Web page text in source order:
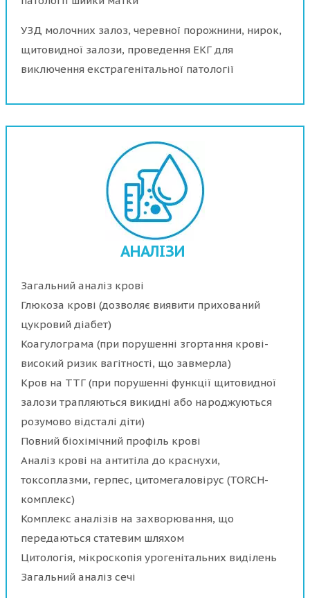
УЗД молочних залоз, черевної порожнини, нирок,
щитовидної залози, проведення ЕКГ для
виключення екстрагенітальної патології
АНАЛІЗИ
Загальний аналіз крові
Глюкоза крові (дозволяє виявити прихований
цукровий діабет)
Коагулограма (при порушенні згортання крові-
високий ризик вагітності, що завмерла)
Кров на ТТГ (при порушенні функції щитовидної
залози трапляються викидні або народжуються
розумово відсталі діти)
Повний біохімічний профіль крові
Аналіз крові на антитіла до краснухи,
токсоплазми, герпес, цитомегаловірус (TORCH-
комплекс)
Комплекс аналізів на захворювання, що
передаються статевим шляхом
Цитологія, мікроскопія урогенітальних виділень
Загальний аналіз сечі